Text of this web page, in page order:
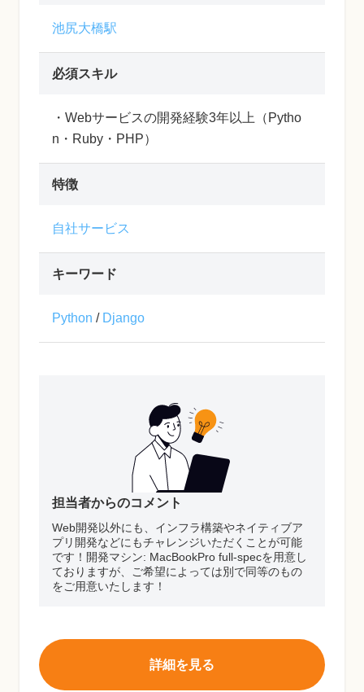
池尻大橋駅
必須スキル
・Webサービスの開発経験3年以上（Pytho
n・Ruby・PHP）
特徴
自社サービス
キーワード
Python / Django
担当者からのコメント
Web開発以外にも、インフラ構築やネイティブア
プリ開発などにもチャレンジいただくことが可能
です！開発マシン: MacBookPro full-specを用意し
ておりますが、ご希望によっては別で同等のもの
をご用意いたします！
詳細を見る